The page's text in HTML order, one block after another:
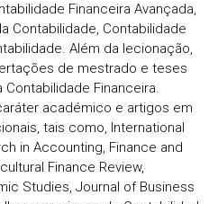
Financeira Avançada,
Contabilidade, Contabilidade
Além da lecionação,
de mestrado e teses
Financeira.
académico e artigos em
tais como, International
in Accounting, Finance and
Finance Review,
Studies, Journal of Business